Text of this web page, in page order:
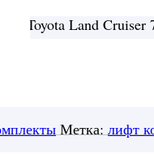
Toyota Land
Метка: лифт